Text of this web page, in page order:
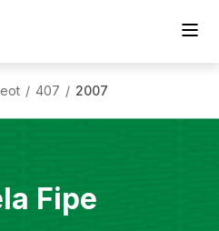
/ 407 / 2007
Fipe